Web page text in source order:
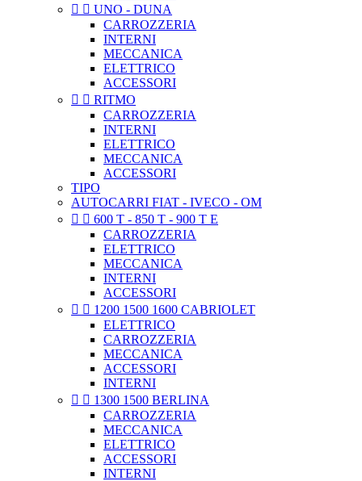
  UNO - DUNA
CARROZZERIA
INTERNI
MECCANICA
ELETTRICO
ACCESSORI
  RITMO
CARROZZERIA
INTERNI
ELETTRICO
MECCANICA
ACCESSORI
TIPO
AUTOCARRI FIAT - IVECO - OM
  600 T - 850 T - 900 T E
CARROZZERIA
ELETTRICO
MECCANICA
INTERNI
ACCESSORI
  1200 1500 1600 CABRIOLET
ELETTRICO
CARROZZERIA
MECCANICA
ACCESSORI
INTERNI
  1300 1500 BERLINA
CARROZZERIA
MECCANICA
ELETTRICO
ACCESSORI
INTERNI